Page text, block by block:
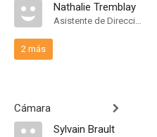
Nathalie Tremblay
Asistente de Dirección
2 más
Cámara
Sylvain Brault